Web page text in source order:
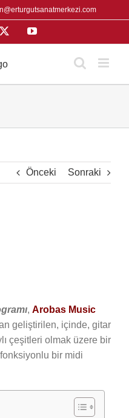
YouTube
Önceki Sonraki
, Arobas Music
geliştirilen, içinde, gitar
çeşitleri olmak üzere bir
fonksiyonlu bir midi